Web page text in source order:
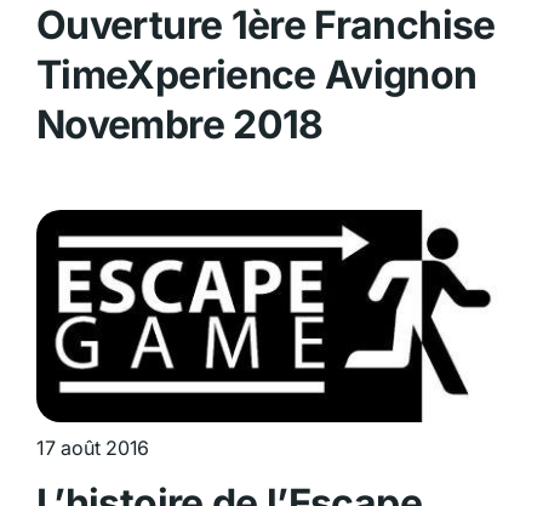
Ouverture 1ère Franchise
TimeXperience Avignon
Novembre 2018
17 août 2016